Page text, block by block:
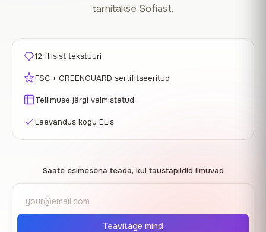
tarnitakse Sofiast.
12 fliisist tekstuuri
FSC + GREENGUARD sertifitseeritud
Tellimuse järgi valmistatud
Laevandus kogu ELis
Saate esimesena teada, kui taustapildid ilmuvad
Teavitage mind